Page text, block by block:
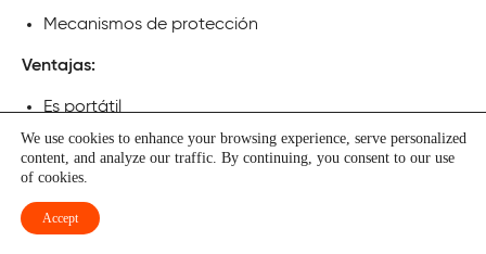
Mecanismos de protección
Ventajas:
Es portátil
Los requisitos de hardware son menores
Es más rápido en comparación con otros SO
Es altamente predecible
We use cookies to enhance your browsing experience, serve personalized
content, and analyze our traffic. By continuing, you consent to our use
of cookies.
Accept